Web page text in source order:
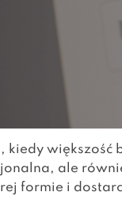
kiedy
ale
formie i